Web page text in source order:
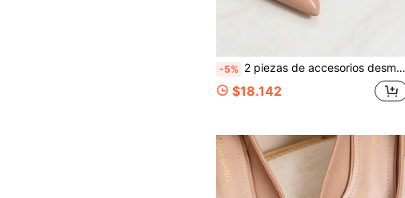
-5% 2 piezas de accesorios desmontables DIY para zapatos, hebilla de zapato con flor en forma de mariposa amarilla jengibre decorada con cristales artificiales, accesorios de zapatos elegantes y de moda, sandalias de tacón alto marrón y negro para mujer, decoración de zapatos, accesorios de zapatos para viajes y vacaciones
$18.142